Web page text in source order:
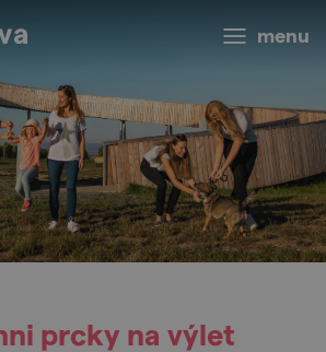
menu
prcky na výlet